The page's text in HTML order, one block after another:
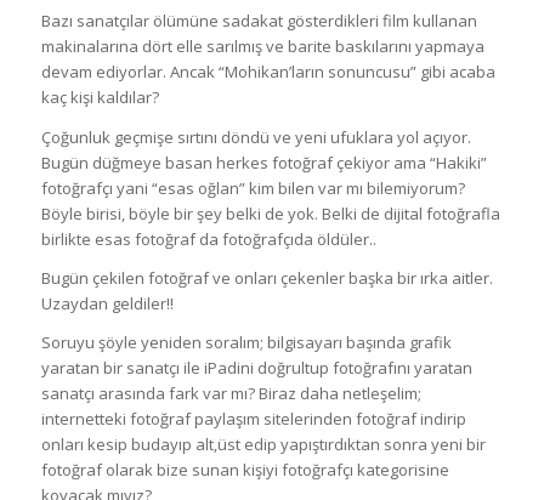
Bazı sanatçılar ölümüne sadakat gösterdikleri film kullanan
makinalarına dört elle sarılmış ve barite baskılarını yapmaya
devam ediyorlar. Ancak “Mohikan’ların sonuncusu” gibi acaba
kaç kişi kaldılar?
Çoğunluk geçmişe sırtını döndü ve yeni ufuklara yol açıyor.
Bugün düğmeye basan herkes fotoğraf çekiyor ama “Hakiki”
fotoğrafçı yani “esas oğlan” kim bilen var mı bilemiyorum?
Böyle birisi, böyle bir şey belki de yok. Belki de dijital fotoğrafla
birlikte esas fotoğraf da fotoğrafçıda öldüler..
Bugün çekilen fotoğraf ve onları çekenler başka bir ırka aitler.
Uzaydan geldiler!!
Soruyu şöyle yeniden soralım; bilgisayarı başında grafik
yaratan bir sanatçı ile iPadini doğrultup fotoğrafını yaratan
sanatçı arasında fark var mı? Biraz daha netleşelim;
internetteki fotoğraf paylaşım sitelerinden fotoğraf indirip
onları kesip budayıp alt,üst edip yapıştırdıktan sonra yeni bir
fotoğraf olarak bize sunan kişiyi fotoğrafçı kategorisine
koyacak mıyız?